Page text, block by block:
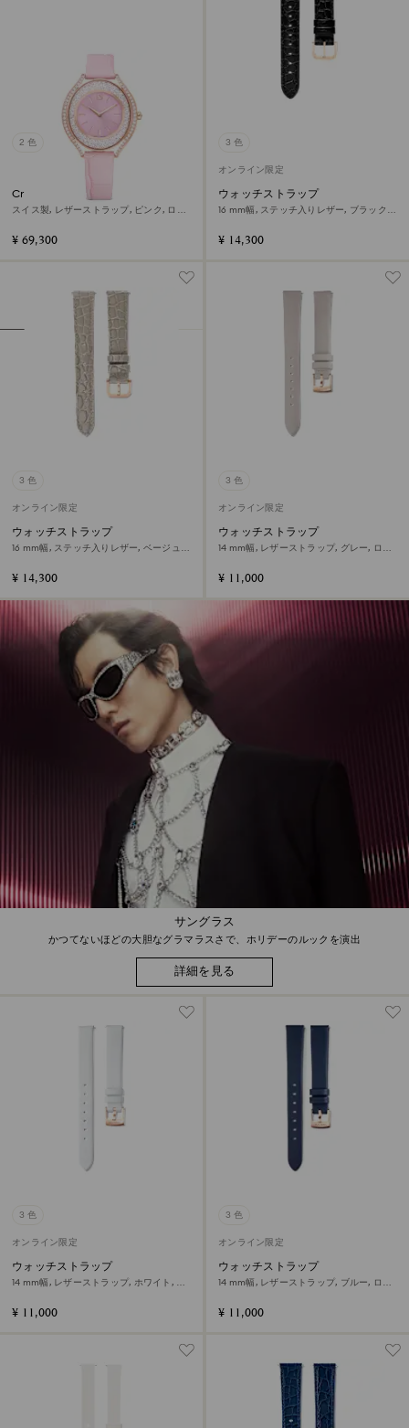
サングラス
かつてないほどの大胆なグラマラスさで、ホリデーのルックを演出
詳細を見る
2 色
Crystalline aura ウォッチ
スイス製, レザーストラップ, ピンク, ロー
¥ 69,300
3 色
オンライン限定
ウォッチストラップ
16 mm幅, ステッチ入りレザー, ブラック,
¥ 14,300
3 色
オンライン限定
ウォッチストラップ
16 mm幅, ステッチ入りレザー, ベージュ,
¥ 14,300
3 色
オンライン限定
ウォッチストラップ
14 mm幅, レザーストラップ, グレー, ロー
¥ 11,000
3 色
オンライン限定
ウォッチストラップ
14 mm幅, レザーストラップ, ホワイト, ロ
¥ 11,000
3 色
オンライン限定
ウォッチストラップ
14 mm幅, レザーストラップ, ブルー, ロー
¥ 11,000